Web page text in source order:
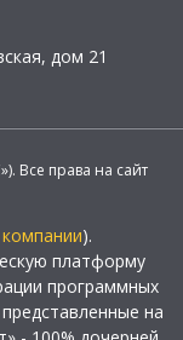
дом 21
Все права на сайт
).
платформу
программных
на